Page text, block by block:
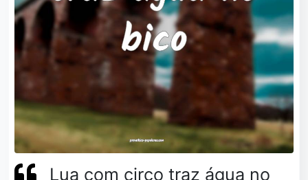
Lua com circo traz água no